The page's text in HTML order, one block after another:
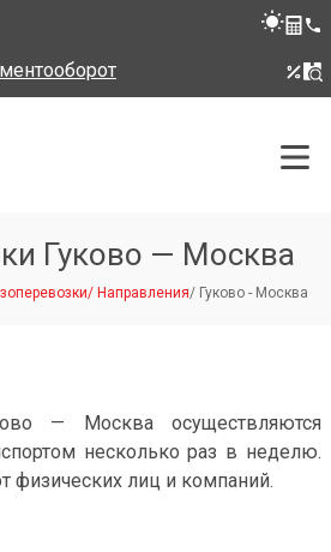
Гуково — Москва
/ Направления/ Гуково - Москва
— Москва осуществляются
несколько раз в неделю.
физических лиц и компаний.